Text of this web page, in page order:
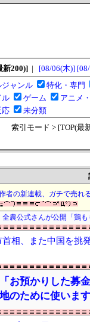
新200)] | [08/06(木)]
ジャンル
特化・専門
ル
ゲーム アニメ
応
未分類
索引モード > [TOP(最
者の新連載、ガチで売れ
全農公式さんが公開「鶏
首相、また中国を挑
お預かりした募
のために使います